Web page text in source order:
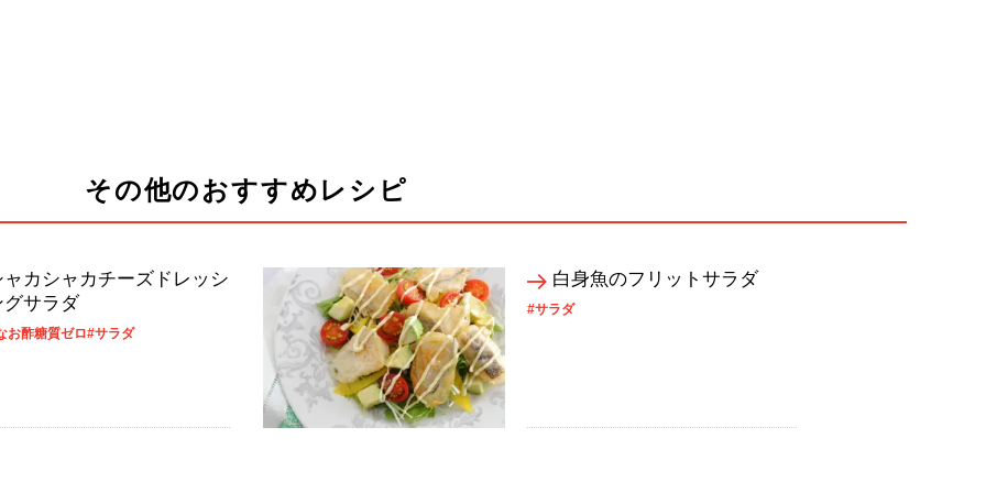
その他のおすすめレシピ
ャカシャカチーズドレッシ
グサラダ
お酢糖質ゼロ#サラダ
白身魚のフリットサラダ
#サラダ